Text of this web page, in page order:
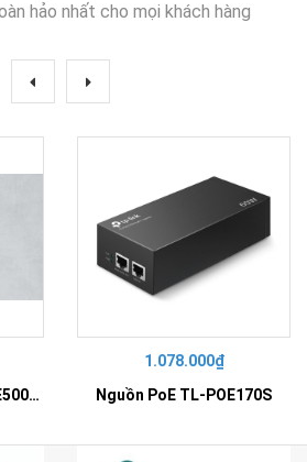
hảo nhất cho mọi khách hàng
Access Point Wi-Fi 7 BE5000 Gắn Tường – EAP725-Wall
1.078.000₫
Nguồn PoE TL-POE170S